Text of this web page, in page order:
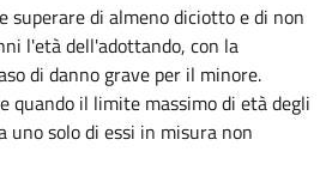
superare di almeno diciotto e di non
l'età dell'adottando, con la
di danno grave per il minore.
quando il limite massimo di età degli
uno solo di essi in misura non